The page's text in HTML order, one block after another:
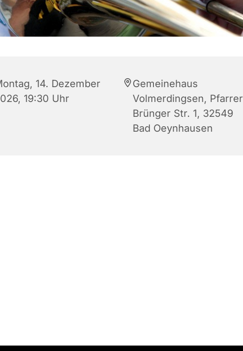
14. Dezember
19:30 Uhr
Gemeinehaus
Volmerdingsen, Pfarrer
Brünger Str. 1, 32549
Bad Oeynhausen